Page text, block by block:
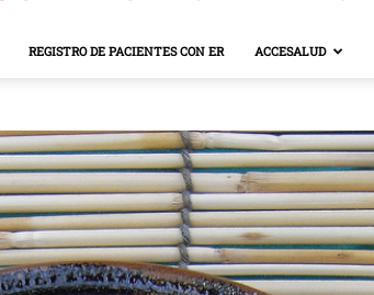
REGISTRO DE PACIENTES CON ER ACCESALUD